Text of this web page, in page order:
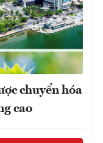
chuyển hóa
cao